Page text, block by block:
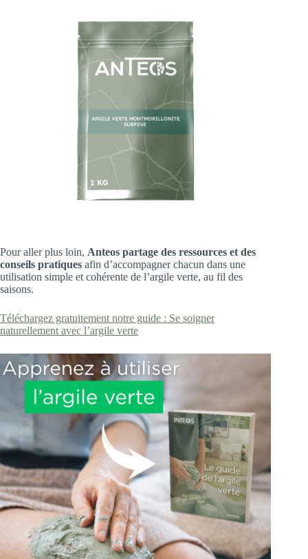
Pour aller plus loin, Anteos partage des ressources et des
conseils pratiques afin d’accompagner chacun dans une
utilisation simple et cohérente de l’argile verte, au fil des
saisons.
Téléchargez gratuitement notre guide : Se soigner
naturellement avec l’argile verte